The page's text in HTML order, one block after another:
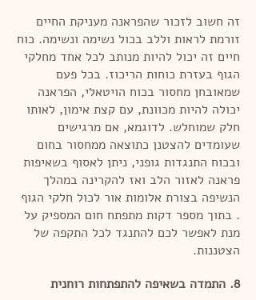
זה חשוב לזכור שהפראנה מעניקת החיים
זורמת לראות וללב בכול נשימה ונשימה. כוח
חיים זה יכול להיות מנותב לכל אחד מחלקי
הגוף בעזרת כוחות הריכוז. בכל פעם
שמאובחן מחסור בכוח הויטאלי, הפראנה
יכולה להיות מכוונת, עם קצת אימון, לאותו
חלק שמוחלש. לדוגמא, אם מרגישים
שעומדים להצטנן כתוצאה ממחסור בחום
ובכוח התנגדות גופני, ניתן לאסוף בשאיפות
פראנה לאזור הלב ואז להקרינה במהלך
הנשיפה בצורת אלומות אור לכול חלקי הגוף
. בתוך מספר דקות מתפתח חום המספיק על
מנת לאפשר לכם להתנגד לכל התקפה של
הצטננות.
8. התמדה בשאיפה להתפתחות רוחנית